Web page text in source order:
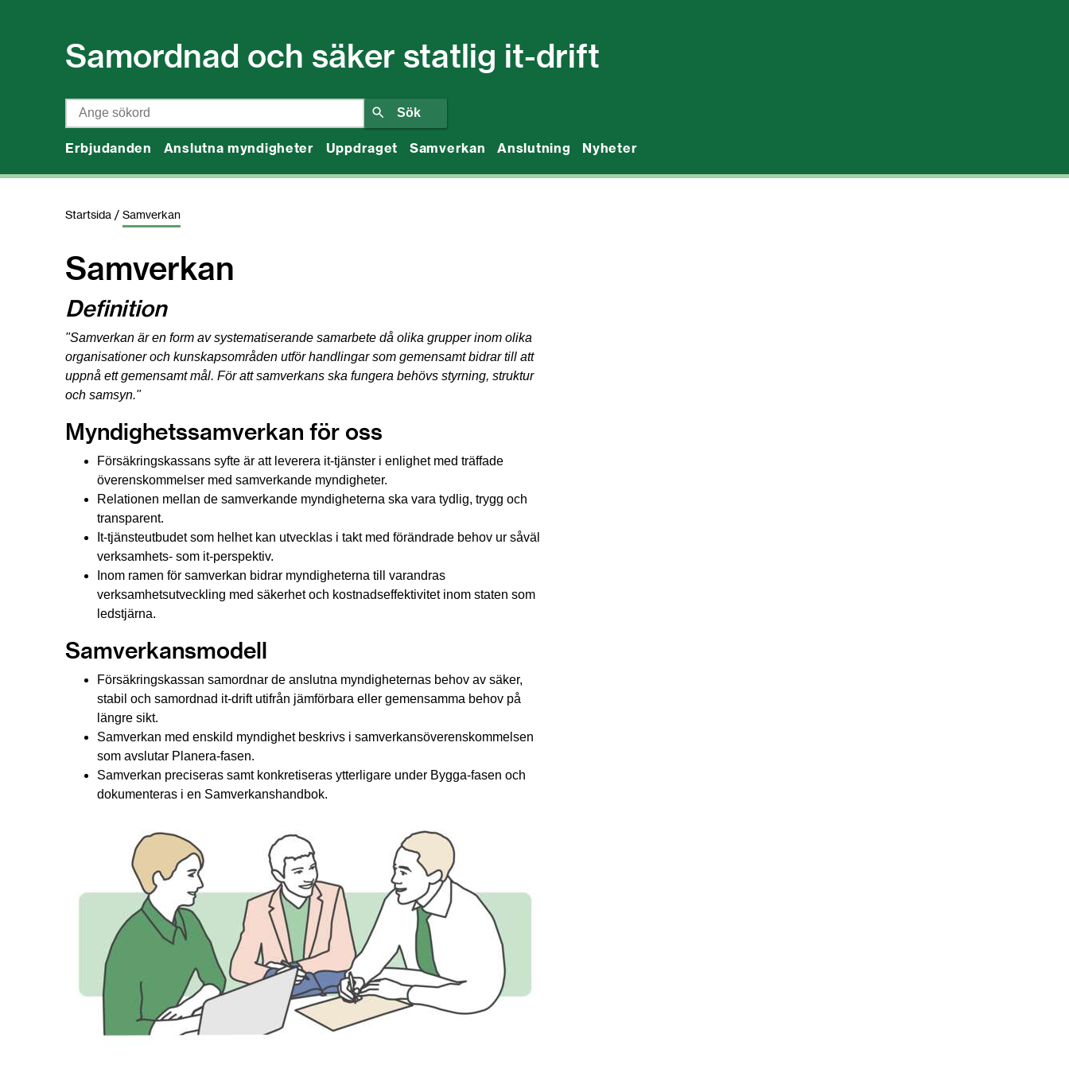
Samordnad och säker statlig it-drift
Erbjudanden Anslutna myndigheter Uppdraget Samverkan Anslutning Nyheter
Sök
Startsida / Samverkan
Samverkan
Definition
"Samverkan är en form av systematiserande samarbete då olika grupper inom olika
organisationer och kunskapsområden utför handlingar som gemensamt bidrar till att
uppnå ett gemensamt mål. För att samverkans ska fungera behövs styrning, struktur
och samsyn."
Myndighetssamverkan för oss
Försäkringskassans syfte är att leverera it-tjänster i enlighet med träffade
överenskommelser med samverkande myndigheter.
Relationen mellan de samverkande myndigheterna ska vara tydlig, trygg och
transparent.
It-tjänsteutbudet som helhet kan utvecklas i takt med förändrade behov ur såväl
verksamhets- som it-perspektiv.
Inom ramen för samverkan bidrar myndigheterna till varandras
verksamhetsutveckling med säkerhet och kostnadseffektivitet inom staten som
ledstjärna.
Samverkansmodell
Försäkringskassan samordnar de anslutna myndigheternas behov av säker,
stabil och samordnad it-drift utifrån jämförbara eller gemensamma behov på
längre sikt.
Samverkan med enskild myndighet beskrivs i samverkansöverenskommelsen
som avslutar Planera-fasen.
Samverkan preciseras samt konkretiseras ytterligare under Bygga-fasen och
dokumenteras i en Samverkanshandbok.